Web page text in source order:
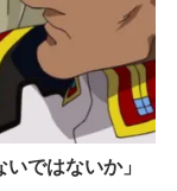
ではないか」